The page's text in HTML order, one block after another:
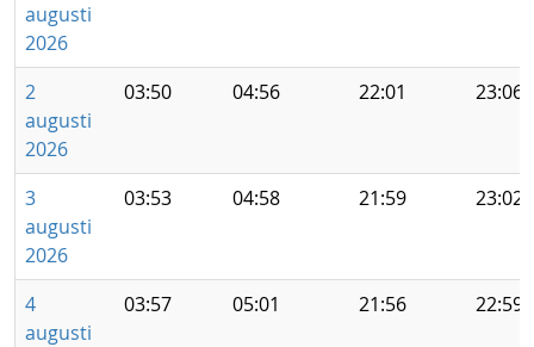
augusti
2026
2
augusti
2026
03:50 04:56 22:01 23:06
3
augusti
2026
03:53 04:58 21:59 23:02
4
augusti
03:57 05:01 21:56 22:59